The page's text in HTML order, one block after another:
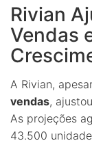
Rivian
Vendas
A Rivian,
vendas,
As projeções
43.500